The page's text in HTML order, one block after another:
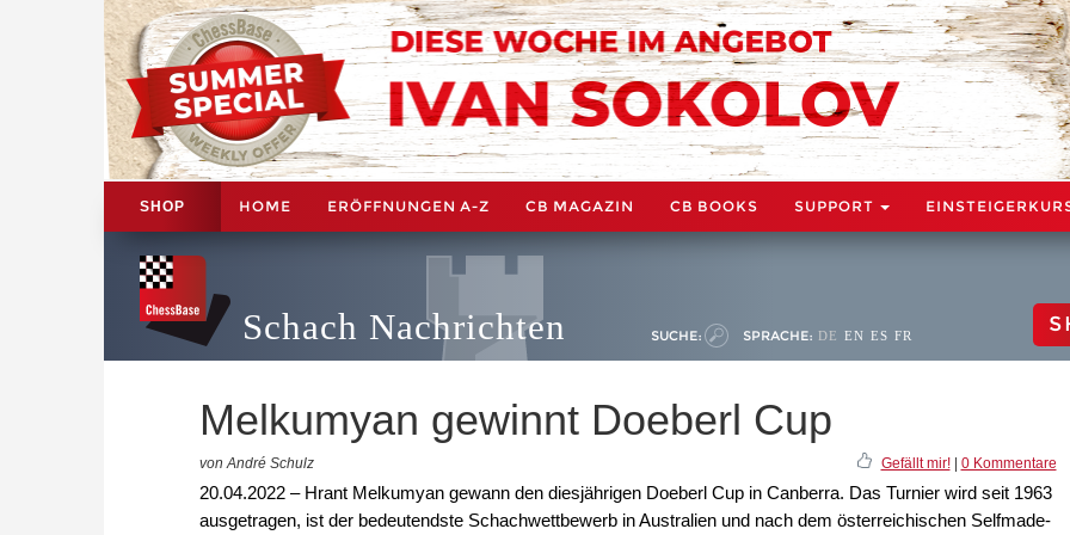
SHOP HOME ERÖFFNUNGEN A-Z CB MAGAZIN CB BOOKS SUPPORT
Schach Nachrichten SUCHE: SPRACHE: DE EN ES FR
Melkumyan gewinnt Doeberl Cup
von André Schulz Gefällt mir!| 0 Kommentare
20.04.2022 – Hrant Melkumyan gewann den diesjährigen Doeberl Cup in Canberra. Das Turnier wird seit 1963
ausgetragen, ist der bedeutendste Schachwettbewerb in Australien und nach dem österreichischen Selfmade-